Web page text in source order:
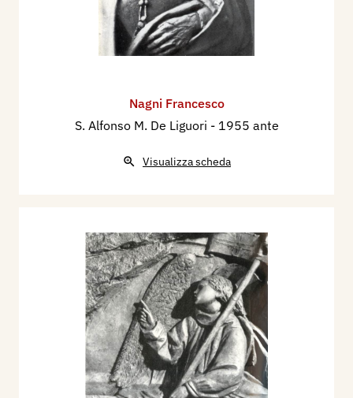
Nagni Francesco
S. Alfonso M. De Liguori - 1955 ante
Visualizza scheda